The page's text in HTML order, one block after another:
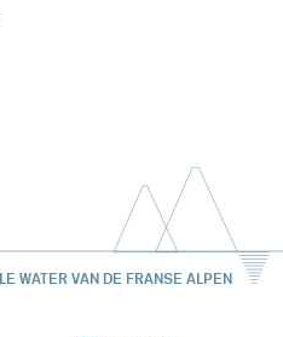
WATER VAN DE FRANSE ALPEN